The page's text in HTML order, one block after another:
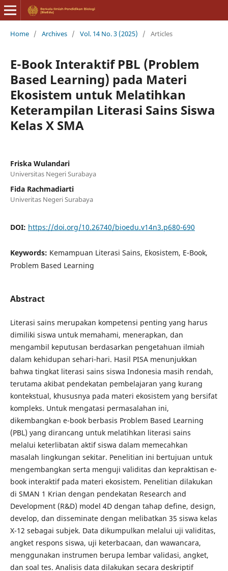
Home / Archives / Vol. 14 No. 3 (2025) / Articles
E-Book Interaktif PBL (Problem
Based Learning) pada Materi
Ekosistem untuk Melatihkan
Keterampilan Literasi Sains Siswa
Kelas X SMA
Friska Wulandari
Universitas Negeri Surabaya
Fida Rachmadiarti
Univeritas Negeri Surabaya
DOI: https://doi.org/10.26740/bioedu.v14n3.p680-690
Keywords: Kemampuan Literasi Sains, Ekosistem, E-Book,
Problem Based Learning
Abstract
Literasi sains merupakan kompetensi penting yang harus
dimiliki siswa untuk memahami, menerapkan, dan
mengambil keputusan berdasarkan pengetahuan ilmiah
dalam kehidupan sehari-hari. Hasil PISA menunjukkan
bahwa tingkat literasi sains siswa Indonesia masih rendah,
terutama akibat pendekatan pembelajaran yang kurang
kontekstual, khususnya pada materi ekosistem yang bersifat
kompleks. Untuk mengatasi permasalahan ini,
dikembangkan e-book berbasis Problem Based Learning
(PBL) yang dirancang untuk melatihkan literasi sains
melalui keterlibatan aktif siswa dalam memecahkan
masalah lingkungan sekitar. Penelitian ini bertujuan untuk
mengembangkan serta menguji validitas dan kepraktisan e-
book interaktif pada materi ekosistem. Penelitian dilakukan
di SMAN 1 Krian dengan pendekatan Research and
Development (R&D) model 4D dengan tahap define, design,
develop, dan disseminate dengan melibatkan 35 siswa kelas
X-12 sebagai subjek. Data dikumpulkan melalui uji validitas,
angket respons siswa, uji keterbacaan, dan wawancara,
menggunakan instrumen berupa lembar validasi, angket,
dan soal tes. Analisis data dilakukan secara deskriptif